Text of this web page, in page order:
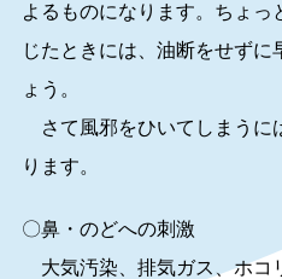
よるものになります。ちょ
じたときには、油断をせずに
ょう。
さて風邪をひいてしまうに
ります。
〇鼻・のどへの刺激
大気汚染、排気ガス、ホコ